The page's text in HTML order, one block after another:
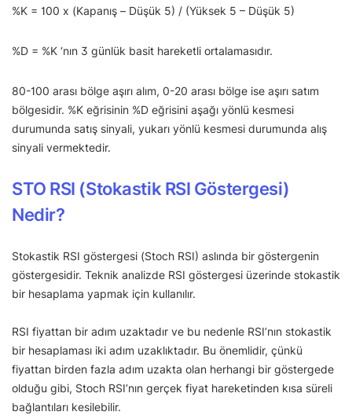
%K = 100 x (Kapanış – Düşük 5) / (Yüksek 5 – Düşük 5)
%D = %K ‘nın 3 günlük basit hareketli ortalamasıdır.
80-100 arası bölge aşırı alım, 0-20 arası bölge ise aşırı satım
bölgesidir. %K eğrisinin %D eğrisini aşağı yönlü kesmesi
durumunda satış sinyali, yukarı yönlü kesmesi durumunda alış
sinyali vermektedir.
STO RSI (Stokastik RSI Göstergesi)
Nedir?
Stokastik RSI göstergesi (Stoch RSI) aslında bir göstergenin
göstergesidir. Teknik analizde RSI göstergesi üzerinde stokastik
bir hesaplama yapmak için kullanılır.
RSI fiyattan bir adım uzaktadır ve bu nedenle RSI’nın stokastik
bir hesaplaması iki adım uzaklıktadır. Bu önemlidir, çünkü
fiyattan birden fazla adım uzakta olan herhangi bir göstergede
olduğu gibi, Stoch RSI’nın gerçek fiyat hareketinden kısa süreli
bağlantıları kesilebilir.